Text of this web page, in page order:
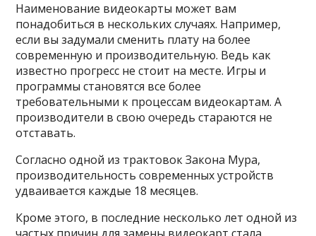
Наименование видеокарты может вам
понадобиться в нескольких случаях. Например,
если вы задумали сменить плату на более
современную и производительную. Ведь как
известно прогресс не стоит на месте. Игры и
программы становятся все более
требовательными к процессам видеокартам. А
производители в свою очередь стараются не
отставать.
Согласно одной из трактовок Закона Мура,
производительность современных устройств
удваивается каждые 18 месяцев.
Кроме этого, в последние несколько лет одной из